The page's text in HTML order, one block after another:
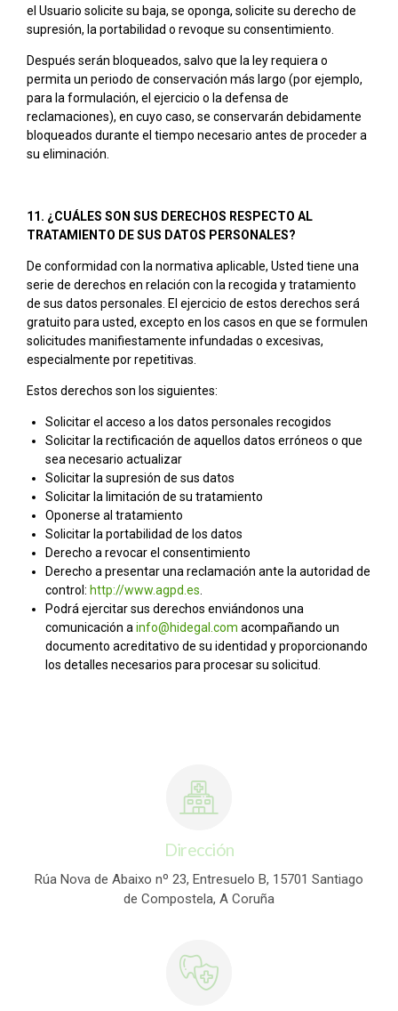
el Usuario solicite su baja, se oponga, solicite su derecho de
supresión, la portabilidad o revoque su consentimiento.
Después serán bloqueados, salvo que la ley requiera o
permita un periodo de conservación más largo (por ejemplo,
para la formulación, el ejercicio o la defensa de
reclamaciones), en cuyo caso, se conservarán debidamente
bloqueados durante el tiempo necesario antes de proceder a
su eliminación.
11. ¿CUÁLES SON SUS DERECHOS RESPECTO AL
TRATAMIENTO DE SUS DATOS PERSONALES?
De conformidad con la normativa aplicable, Usted tiene una
serie de derechos en relación con la recogida y tratamiento
de sus datos personales. El ejercicio de estos derechos será
gratuito para usted, excepto en los casos en que se formulen
solicitudes manifiestamente infundadas o excesivas,
especialmente por repetitivas.
Estos derechos son los siguientes:
Solicitar el acceso a los datos personales recogidos
Solicitar la rectificación de aquellos datos erróneos o que
sea necesario actualizar
Solicitar la supresión de sus datos
Solicitar la limitación de su tratamiento
Oponerse al tratamiento
Solicitar la portabilidad de los datos
Derecho a revocar el consentimiento
Derecho a presentar una reclamación ante la autoridad de
control: http://www.agpd.es
Podrá ejercitar sus derechos enviándonos una
comunicación a info@hidegal.com acompañando un
documento acreditativo de su identidad y proporcionando
los detalles necesarios para procesar su solicitud.
Dirección
Rúa Nova de Abaixo nº 23, Entresuelo B, 15701 Santiago
de Compostela, A Coruña